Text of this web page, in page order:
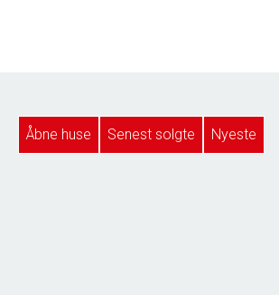
Åbne huse Senest solgte Nyeste